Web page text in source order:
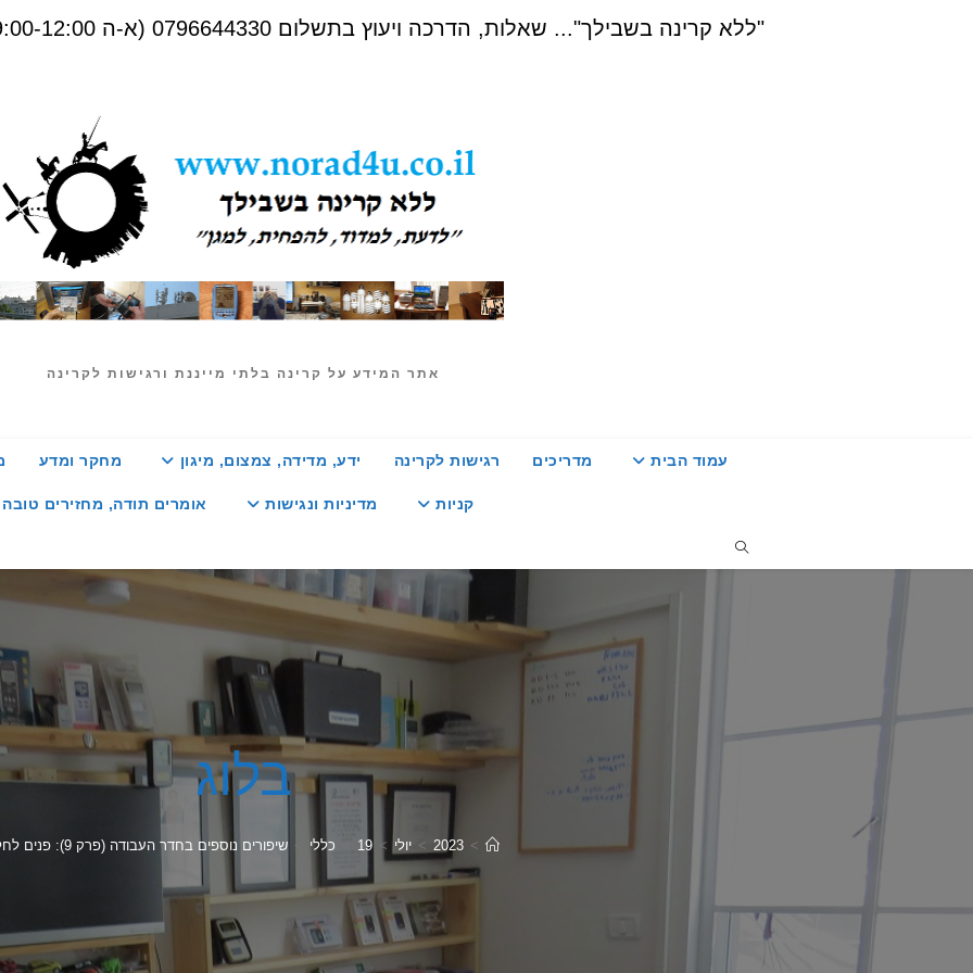
"ללא קרינה בשבילך"... שאלות, הדרכה ויעוץ בתשלום 0796644330 (א-ה 09:00-12:00)
אתר המידע על קרינה בלתי מייננת ורגישות לקרינה
עמוד הבית מדריכים רגישות לקרינה ידע, מדידה, צמצום, מיגון מחקר ומדע
קניות מדיניות ונגישות אומרים תודה, מחזירים
בלוג
>
2023
> יולי >
19 כללי שיפורים נוספים בחדר העבודה (פרק 9): פנים לחלון